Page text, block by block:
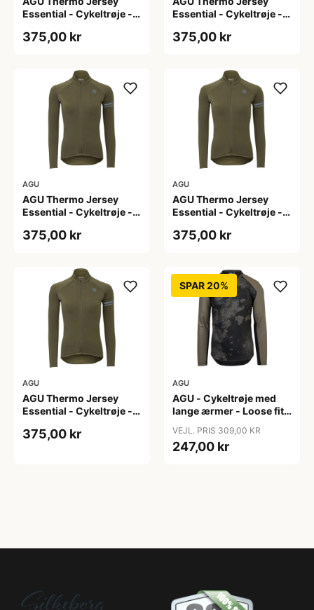
Essential - Cykeltrøje -
L
375,00 kr
Essential - Cykeltrøje -
M
375,00 kr
AGU
AGU Thermo Jersey
Essential - Cykeltrøje -
S
375,00 kr
AGU
AGU Thermo Jersey
Essential - Cykeltrøje -
XL
375,00 kr
AGU
AGU Thermo Jersey
Essential - Cykeltrøje -
XXL
375,00 kr
SPAR 20%
AGU
AGU - Cykeltrøje med
lange ærmer - Loose fit -
VEJL. PRIS 309,00 KR
247,00 kr